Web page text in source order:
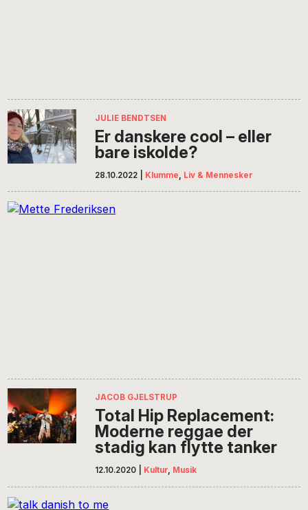
JULIE BENDTSEN
Er danskere cool – eller
bare iskolde?
28.10.2022 Klumme Liv & Mennesker
JACOB GJELSTRUP
Total Hip Replacement:
Moderne reggae der
stadig kan flytte tanker
12.10.2020 Kultur, Musik